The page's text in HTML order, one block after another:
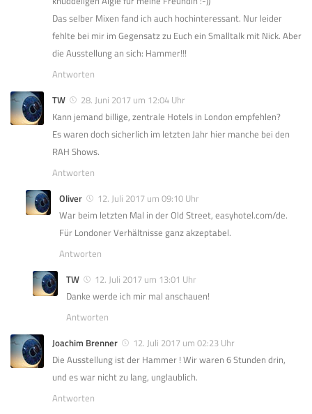
Das selber Mixen fand ich auch hochinteressant. Nur leider
fehlte bei mir im Gegensatz zu Euch ein Smalltalk mit Nick. Aber
die Ausstellung an sich: Hammer!!!
Antworten
TW
28. Juni 2017 um 12:04 Uhr
Kann jemand billige, zentrale Hotels in London empfehlen?
Es waren doch sicherlich im letzten Jahr hier manche bei den
RAH Shows.
Antworten
Oliver
12. Juli 2017 um 09:10 Uhr
War beim letzten Mal in der Old Street, easyhotel.com/de.
Für Londoner Verhältnisse ganz akzeptabel.
Antworten
TW
12. Juli 2017 um 13:01 Uhr
Danke werde ich mir mal anschauen!
Antworten
Joachim Brenner
12. Juli 2017 um 02:23 Uhr
Die Ausstellung ist der Hammer ! Wir waren 6 Stunden drin,
und es war nicht zu lang, unglaublich.
Antworten